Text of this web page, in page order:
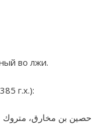
во лжи.
г.х.):
حصين بن مخارق، متروك